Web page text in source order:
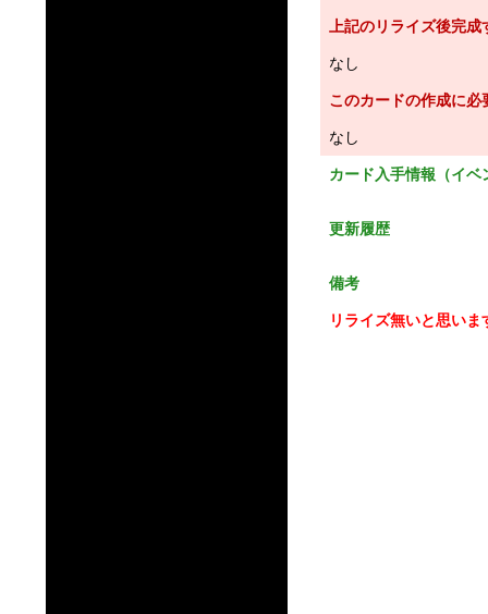
上記のリライズ後完
なし
このカードの作成に必
なし
カード入手情報（イ
更新履歴
備考
リライズ無いと思い